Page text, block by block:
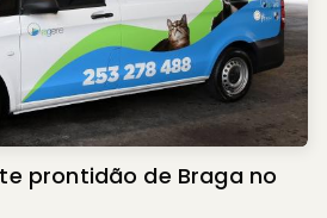
prontidão de Braga no